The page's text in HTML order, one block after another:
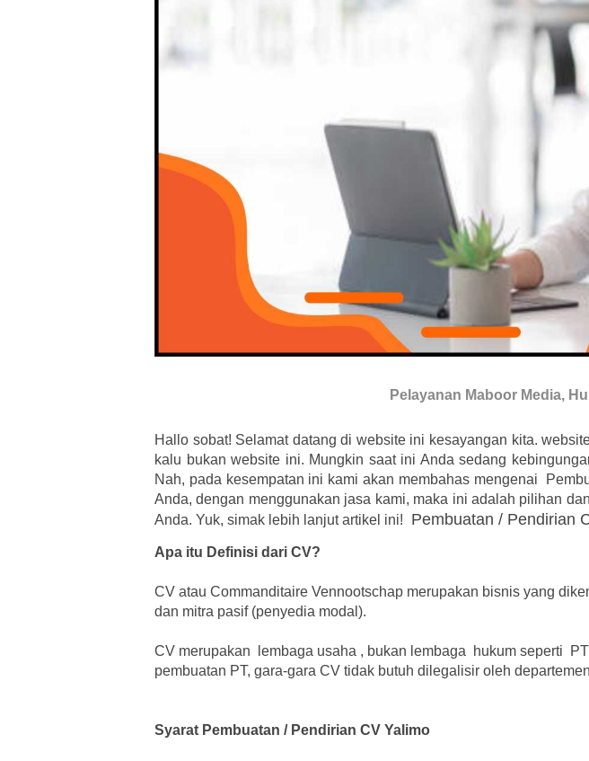
Pelayanan Maboor Media,
Hallo sobat! Selamat datang di website ini kesayangan kita.
kalu bukan website ini. Mungkin saat ini Anda sedang
Nah, pada kesempatan ini kami akan membahas mengenai
Anda, dengan menggunakan jasa kami, maka ini adalah pilihan
Anda. Yuk, simak lebih lanjut artikel ini!
Pembuatan / Pendirian
Apa itu Definisi dari CV?
CV atau Commanditaire Vennootschap merupakan bisnis yang
dan mitra pasif (penyedia modal).
CV merupakan lembaga usaha , bukan lembaga hukum seperti
pembuatan PT, gara-gara CV tidak butuh dilegalisir oleh
Syarat Pembuatan / Pendirian CV Yalimo